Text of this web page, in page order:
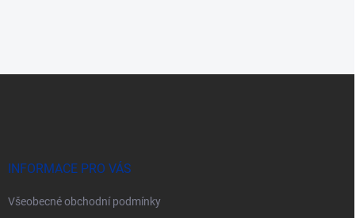
INFORMACE PRO VÁS
Všeobecné obchodní podmínky